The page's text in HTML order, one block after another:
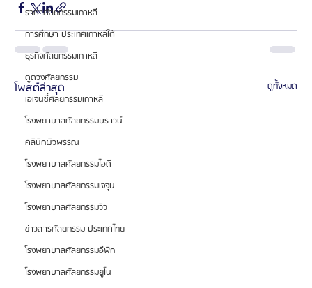
ราคาศัลยกรรมเกาหลี
การศึกษา ประเทศเกาหลีใต้
ธุรกิจศัลยกรรมเกาหลี
ดูดวงศัลยกรรม
เอเจนซี่ศัลยกรรมเกาหลี
โรงพยาบาลศัลยกรรมบราวน์
คลินิกผิวพรรณ
โรงพยาบาลศัลยกรรมไอดี
โรงพยาบาลศัลยกรรมเจจุน
โรงพยาบาลศัลยกรรมวิว
ข่าวสารศัลยกรรม ประเทศไทย
โรงพยาบาลศัลยกรรมอีพิก
โรงพยาบาลศัลยกรรมยูโน
โพสต์ล่าสุด ดูทั้งหมด